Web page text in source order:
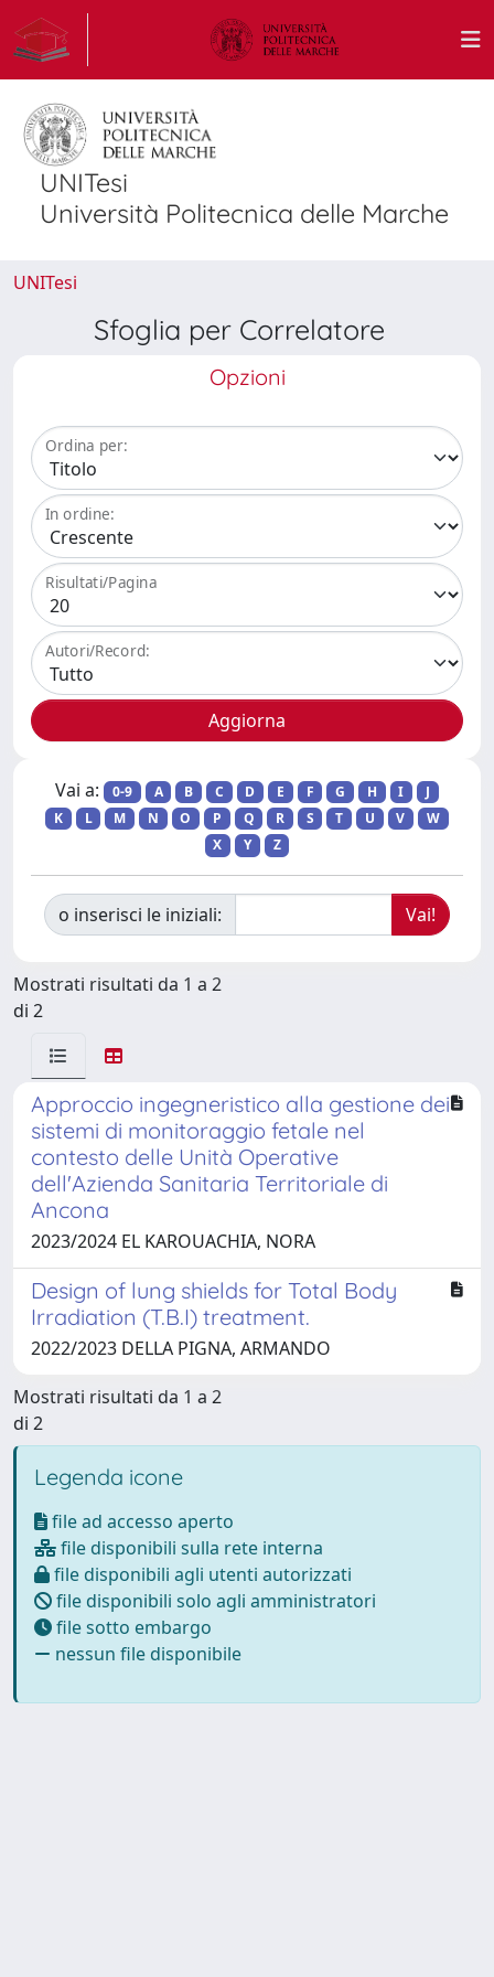
UNITesi
Università Politecnica delle Marche
UNITesi
Sfoglia per Correlatore
Opzioni
Ordina per:
In ordine:
Risultati/Pagina
Autori/Record:
Vai a: 0-9 A B C D E F G H I
J
K
L M N O P Q R S T U V
W
X
Y Z
o inserisci le iniziali:
Mostrati risultati da 1 a 2
di 2
Approccio ingegneristico alla gestione dei
sistemi di monitoraggio fetale nel
contesto delle Unità Operative
dell'Azienda Sanitaria Territoriale di
Ancona
2023/2024 EL KAROUACHIA, NORA
Design of lung shields for Total Body
Irradiation (T.B.I) treatment.
2022/2023 DELLA PIGNA, ARMANDO
Mostrati risultati da 1 a 2
di 2
Legenda icone
file ad accesso aperto
file disponibili sulla rete interna
file disponibili agli utenti autorizzati
file disponibili solo agli amministratori
file sotto embargo
nessun file disponibile